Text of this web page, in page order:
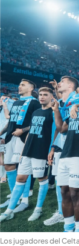
Los jugadores del